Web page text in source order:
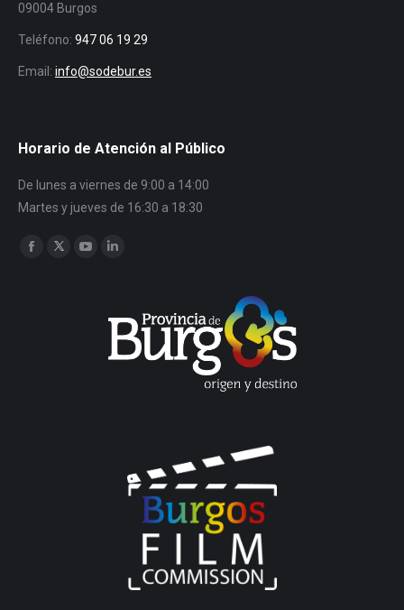
09004 Burgos
Teléfono: 947 06 19 29
Email: info@sodebur.es
Horario de Atención al Público
De lunes a viernes de 9:00 a 14:00
Martes y jueves de 16:30 a 18:30
Encuéntranos en:
Facebook